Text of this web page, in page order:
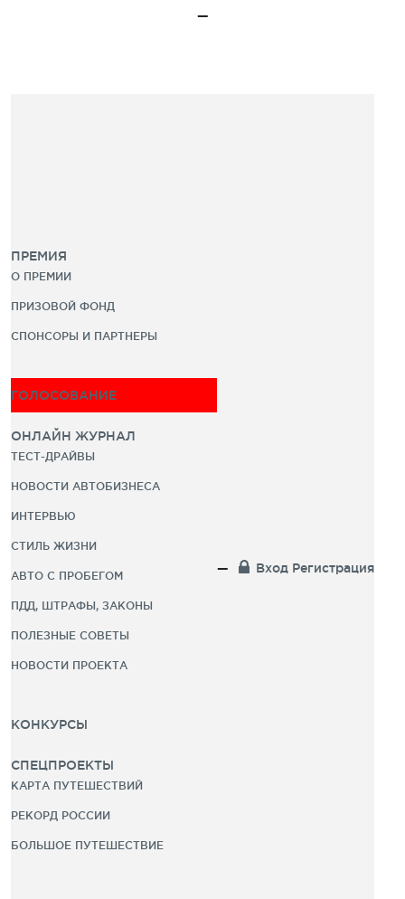
ПРЕМИЯ
О ПРЕМИИ
ПРИЗОВОЙ ФОНД
СПОНСОРЫ И ПАРТНЕРЫ
ГОЛОСОВАНИЕ
ОНЛАЙН ЖУРНАЛ
ТЕСТ-ДРАЙВЫ
НОВОСТИ АВТОБИЗНЕСА
ИНТЕРВЬЮ
СТИЛЬ ЖИЗНИ
АВТО С ПРОБЕГОМ
ПДД, ШТРАФЫ, ЗАКОНЫ
ПОЛЕЗНЫЕ СОВЕТЫ
НОВОСТИ ПРОЕКТА
КОНКУРСЫ
СПЕЦПРОЕКТЫ
КАРТА ПУТЕШЕСТВИЙ
РЕКОРД РОССИИ
БОЛЬШОЕ ПУТЕШЕСТВИЕ
Вход Регистрация